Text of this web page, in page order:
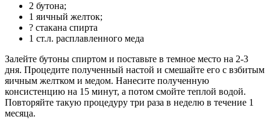
2 бутона;
1 яичный желток;
? стакана спирта
1 ст.л. расплавленного меда
Залейте бутоны спиртом и поставьте в темное место на 2-3
дня. Процедите полученный настой и смешайте его с взбитым
яичным желтком и медом. Нанесите полученную
консистенцию на 15 минут, а потом смойте теплой водой.
Повторяйте такую процедуру три раза в неделю в течение 1
месяца.